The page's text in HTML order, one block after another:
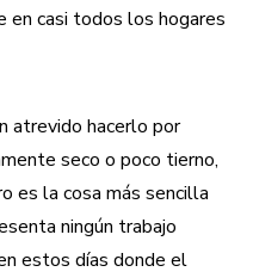
en casi todos los hogares
atrevido hacerlo por
seco o poco tierno,
es la cosa más sencilla
ningún trabajo
estos días donde el